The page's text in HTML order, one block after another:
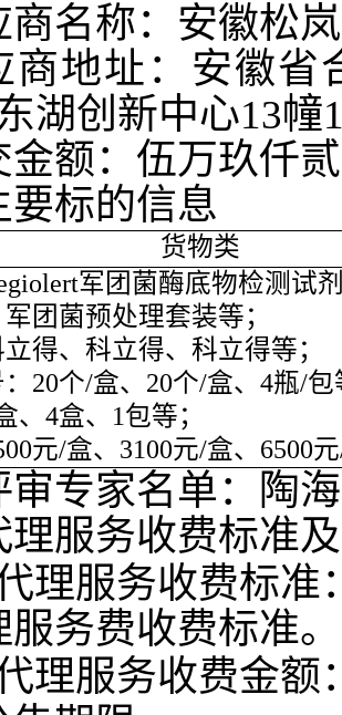
名称： 安徽松
商地址： 安徽省
湖创新中心13幢
额： 伍万玖仟
要标的信息
货物类
军团菌酶底物检测试
军团菌预处理套装等；
立得、科立得、科立得等；
20个/盒、 20个/盒、4瓶/包
、4盒、 1包等；
元/盒、 3100元/盒、 6500元
专家名单：
陶
理服务收费标准
理服务收费标准
务费收费标准。
理服务收费金额